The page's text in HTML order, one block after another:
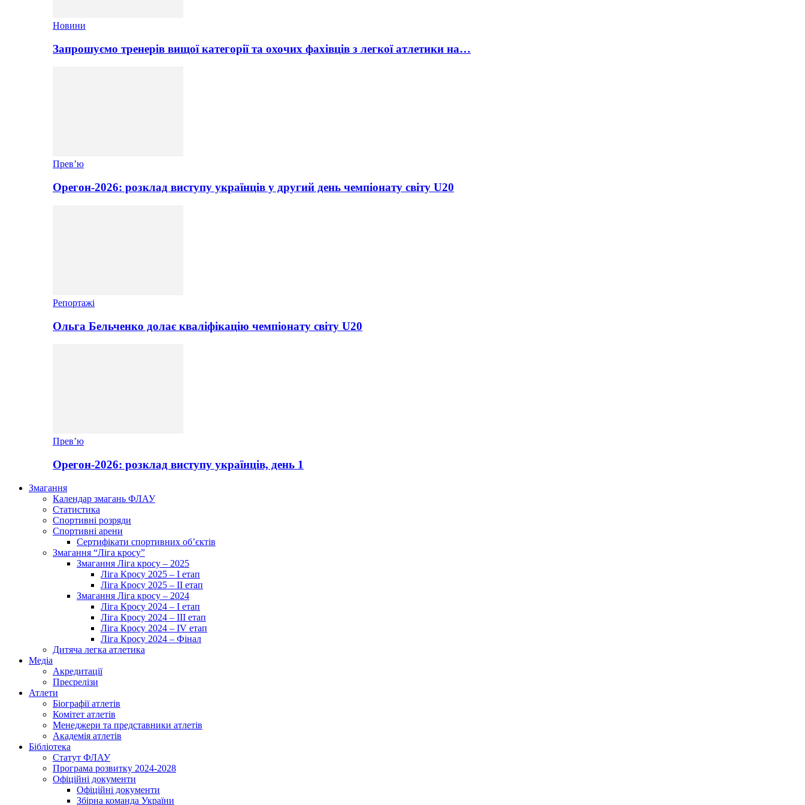
Новини
Запрошуємо тренерів вищої категорії та охочих фахівців з легкої атлетики на…
Прев’ю
Орегон-2026: розклад виступу українців у другий день чемпіонату світу U20
Репортажі
Ольга Бельченко долає кваліфікацію чемпіонату світу U20
Прев’ю
Орегон-2026: розклад виступу українців, день 1
Змагання
Календар змагань ФЛАУ
Статистика
Спортивні розряди
Спортивні арени
Сертифікати спортивних об’єктів
Змагання “Ліга кросу”
Змагання Ліга кросу – 2025
Ліга Кросу 2025 – I етап
Ліга Кросу 2025 – II етап
Змагання Ліга кросу – 2024
Ліга Кросу 2024 – I етап
Ліга Кросу 2024 – III етап
Ліга Кросу 2024 – IV етап
Ліга Кросу 2024 – Фінал
Дитяча легка атлетика
Медіа
Акредитації
Пресрелізи
Атлети
Біографії атлетів
Комітет атлетів
Менеджери та представники атлетів
Академія атлетів
Бібліотека
Статут ФЛАУ
Програма розвитку 2024-2028
Офіційні документи
Офіційні документи
Збірна команда України